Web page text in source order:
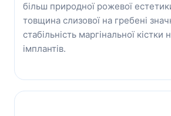
більш природної рожевої
товщина слизової на гребені
стабільність маргінальної кістки
імплантів.